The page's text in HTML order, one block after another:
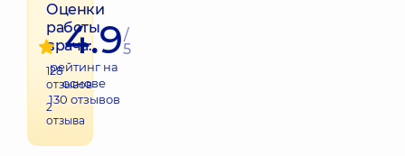
Оценки
работы
врача:
128
отзывов
2
отзыва
4.9/
5
рейтинг на
основе
130 отзывов